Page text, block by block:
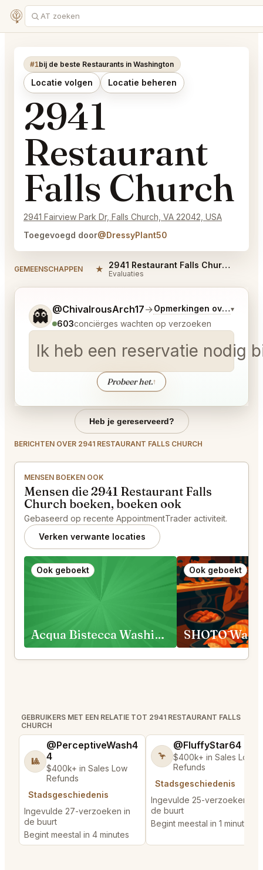
#1bij de beste Restaurants in Washington
Locatie volgen Locatie beheren
2941
Restaurant
Falls Church
2941 Fairview Park Dr, Falls Church, VA 22042, USA
Toegevoegd door@DressyPlant50
GEMEENSCHAPPEN ★ 2941 Restaurant Falls Church Reviews
Evaluaties
👻 @ChivalrousArch17→Opmerkingen over▾
603conciërges wachten op verzoeken
Ik heb een reservatie nodig
Probeer het.↑
Vertel me wat je wilt.
Heb je gereserveerd?
BERICHTEN OVER 2941 RESTAURANT FALLS CHURCH
MENSEN BOEKEN OOK
Mensen die 2941 Restaurant Falls
Church boeken, boeken ook
Gebaseerd op recente AppointmentTrader activiteit.
Verken verwante locaties
Ook geboekt
Acqua Bistecca Washington
Ook geboekt
SHŌTŌ
GEBRUIKERS MET EEN RELATIE TOT 2941 RESTAURANT FALLS
CHURCH
🎱
@PerceptiveWash4
4
$400k+ in Sales Low
Refunds
Stadsgeschiedenis
Ingevulde 27-verzoeken in
de buurt
Begint meestal in 4 minutes
🦩
@FluffyStar64
$400k+ in Sales Low
Refunds
Stadsgeschiedenis
Ingevulde 25-verzoeken in
de buurt
Begint meestal in 1 minute